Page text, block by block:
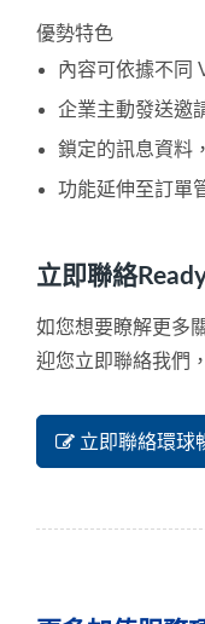
優勢特色
內容可依據不同
企業主動發送邀
鎖定的訊息資料
功能延伸至訂單
立即聯絡
如您想要瞭解更多
迎您立即聯絡我們
立即聯絡環球